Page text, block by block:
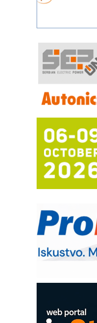
STAUFF –
sistema
YAMADA
pouzdanost u
Filtration
rešenja za
procesnim
FANUC:
automatizaciju
Efikasno
(Shelf-Ready)
Potpuna
Trajna
Bezbednost
IB
poverenja u
OBO sistemi